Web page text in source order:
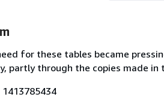
for these tables became
partly through the copies made